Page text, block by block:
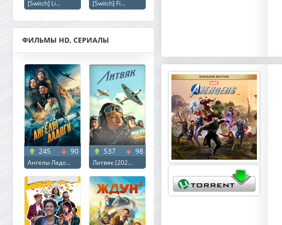
[Switch] Li... [Switch] Fi...
ФИЛЬМЫ HD, СЕРИАЛЫ
245 90
Ангелы Ладо...
537 98
Литвяк (202...